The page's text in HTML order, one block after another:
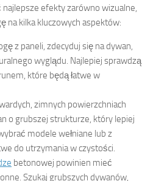
najlepsze efekty zarówno wizualne,
na kilka kluczowych aspektów:
z paneli, zdecyduj się na dywan,
wyglądu. Najlepiej sprawdzą
które będą łatwe w
zimnych powierzchniach
o grubszej strukturze, który lepiej
modele wełniane lub z
do utrzymania w czystości.
betonowej powinien mieć
Szukaj grubszych dywanów,